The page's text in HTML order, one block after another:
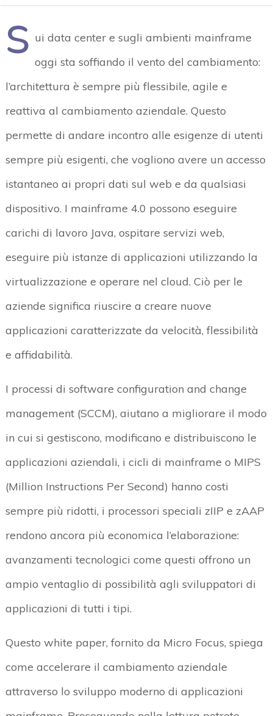
S ui data center e sugli ambienti mainframe
oggi sta soffiando il vento del cambiamento:
l’architettura è sempre più flessibile, agile e
reattiva al cambiamento aziendale. Questo
permette di andare incontro alle esigenze di utenti
sempre più esigenti, che vogliono avere un accesso
istantaneo ai propri dati sul web e da qualsiasi
dispositivo. I mainframe 4.0 possono eseguire
carichi di lavoro Java, ospitare servizi web,
eseguire più istanze di applicazioni utilizzando la
virtualizzazione e operare nel cloud. Ciò per le
aziende significa riuscire a creare nuove
applicazioni caratterizzate da velocità, flessibilità
e affidabilità.
I processi di software configuration and change
management (SCCM), aiutano a migliorare il modo
in cui si gestiscono, modificano e distribuiscono le
applicazioni aziendali, i cicli di mainframe o MIPS
(Million Instructions Per Second) hanno costi
sempre più ridotti, i processori speciali zIIP e zAAP
rendono ancora più economica l’elaborazione:
avanzamenti tecnologici come questi offrono un
ampio ventaglio di possibilità agli sviluppatori di
applicazioni di tutti i tipi.
Questo white paper, fornito da Micro Focus, spiega
come accelerare il cambiamento aziendale
attraverso lo sviluppo moderno di applicazioni